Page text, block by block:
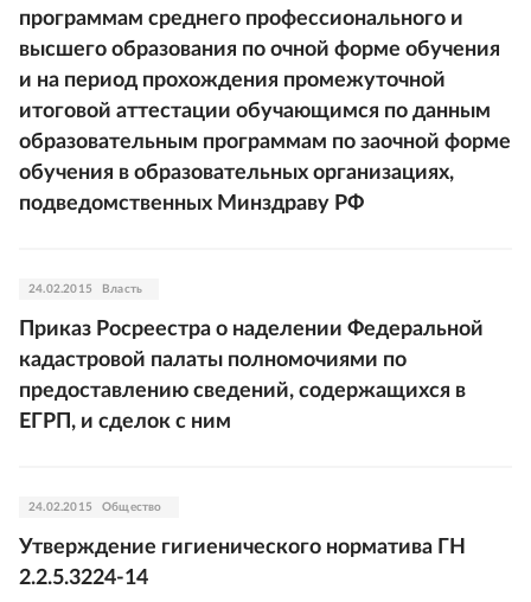
программам среднего профессионального и
высшего образования по очной форме обучения
и на период прохождения промежуточной
итоговой аттестации обучающимся по данным
образовательным программам по заочной форме
обучения в образовательных организациях,
подведомственных Минздраву РФ
24.02.2015 Власть
Приказ Росреестра о наделении Федеральной
кадастровой палаты полномочиями по
предоставлению сведений, содержащихся в
ЕГРП, и сделок с ним
24.02.2015 Общество
Утверждение гигиенического норматива ГН
2.2.5.3224-14